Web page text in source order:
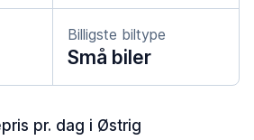
Billigste biltype
Små biler
pr. dag i Østrig